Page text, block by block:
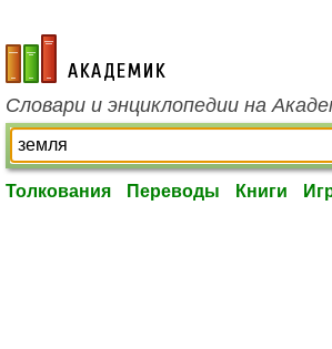
academic.ru
Словари и энциклопедии на
Толкования Переводы Книги